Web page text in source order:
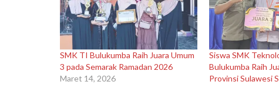
SMK TI Bulukumba Raih Juara Umum
3 pada Semarak Ramadan 2026
Maret 14, 2026
Siswa SMK
Bulukumba Raih
Provinsi Sulawesi